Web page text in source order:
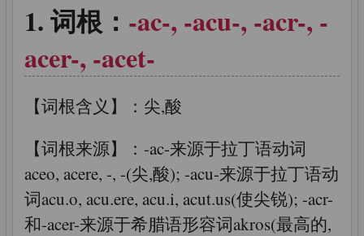
词根： -ac-, -acu-, -acr-, -
acer-, -acet-
【词根含义】：尖,酸
【词根来源】：-ac-来源于拉丁语动词
aceo, acere, -, -(尖,酸); -acu-来源于拉丁语动
词acu.o, acu.ere, acu.i, acut.us(使尖锐); -acr-
和-acer-来源于希腊语形容词akros(最高的,